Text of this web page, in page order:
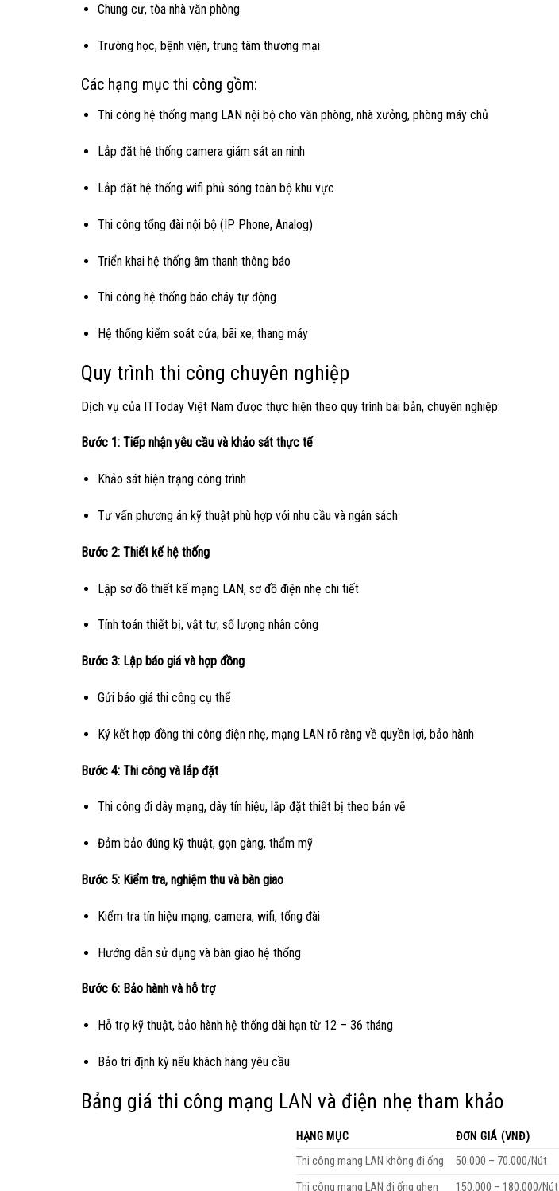
Chung cư, tòa nhà văn phòng
Trường học, bệnh viện, trung tâm thương mại
Các hạng mục thi công gồm:
Thi công hệ thống mạng LAN nội bộ cho văn phòng, nhà xưởng, phòng máy chủ
Lắp đặt hệ thống camera giám sát an ninh
Lắp đặt hệ thống wifi phủ sóng toàn bộ khu vực
Thi công tổng đài nội bộ (IP Phone, Analog)
Triển khai hệ thống âm thanh thông báo
Thi công hệ thống báo cháy tự động
Hệ thống kiểm soát cửa, bãi xe, thang máy
Quy trình thi công chuyên nghiệp
Dịch vụ của ITToday Việt Nam được thực hiện theo quy trình bài bản, chuyên nghiệp:
Bước 1: Tiếp nhận yêu cầu và khảo sát thực tế
Khảo sát hiện trạng công trình
Tư vấn phương án kỹ thuật phù hợp với nhu cầu và ngân sách
Bước 2: Thiết kế hệ thống
Lập sơ đồ thiết kế mạng LAN, sơ đồ điện nhẹ chi tiết
Tính toán thiết bị, vật tư, số lượng nhân công
Bước 3: Lập báo giá và hợp đồng
Gửi báo giá thi công cụ thể
Ký kết hợp đồng thi công điện nhẹ, mạng LAN rõ ràng về quyền lợi, bảo hành
Bước 4: Thi công và lắp đặt
Thi công đi dây mạng, dây tín hiệu, lắp đặt thiết bị theo bản vẽ
Đảm bảo đúng kỹ thuật, gọn gàng, thẩm mỹ
Bước 5: Kiểm tra, nghiệm thu và bàn giao
Kiểm tra tín hiệu mạng, camera, wifi, tổng đài
Hướng dẫn sử dụng và bàn giao hệ thống
Bước 6: Bảo hành và hỗ trợ
Hỗ trợ kỹ thuật, bảo hành hệ thống dài hạn từ 12 – 36 tháng
Bảo trì định kỳ nếu khách hàng yêu cầu
Bảng giá thi công mạng LAN và điện nhẹ tham khảo
HẠNG MỤC
ĐƠN GIÁ (VNĐ)
Thi công mạng LAN không đi ống
50.000 – 70.000/Nút
Thi công mạng LAN đi ống ghen
150.000 – 180.000/Nút